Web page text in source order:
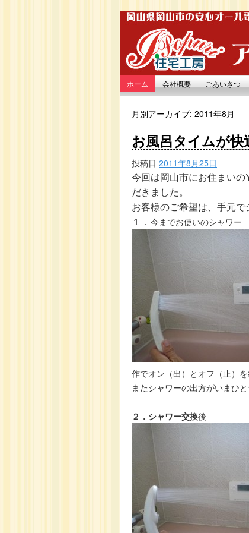
ホーム 会社概要 ごあいさつ
月別アーカイブ: 2011年8月
お風呂タイムが快
投稿日 2011年8月25日
今回は岡山市にお住まいの
だきました。
お客様のご希望は、手元で
１． 今までお使いのシャワー
作でオン（出）とオフ（止）を
またシャワーの出方がいまひ
２．シャワー交換後